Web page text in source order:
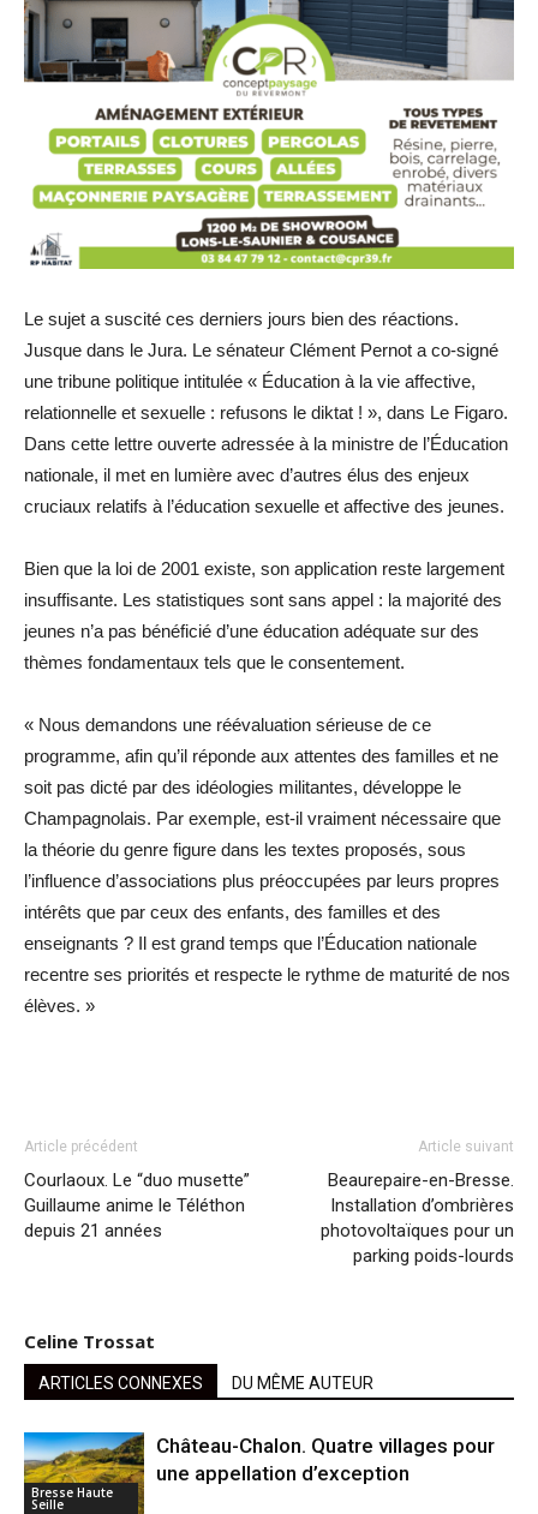
Le sujet a suscité ces derniers jours bien des réactions.
Jusque dans le Jura. Le sénateur Clément Pernot a co-signé
une tribune politique intitulée « Éducation à la vie affective,
relationnelle et sexuelle : refusons le diktat ! », dans Le Figaro.
Dans cette lettre ouverte adressée à la ministre de l’Éducation
nationale, il met en lumière avec d’autres élus des enjeux
cruciaux relatifs à l’éducation sexuelle et affective des jeunes.
Bien que la loi de 2001 existe, son application reste largement
insuffisante. Les statistiques sont sans appel : la majorité des
jeunes n’a pas bénéficié d’une éducation adéquate sur des
thèmes fondamentaux tels que le consentement.
« Nous demandons une réévaluation sérieuse de ce
programme, afin qu’il réponde aux attentes des familles et ne
soit pas dicté par des idéologies militantes, développe le
Champagnolais. Par exemple, est-il vraiment nécessaire que
la théorie du genre figure dans les textes proposés, sous
l’influence d’associations plus préoccupées par leurs propres
intérêts que par ceux des enfants, des familles et des
enseignants ? Il est grand temps que l’Éducation nationale
recentre ses priorités et respecte le rythme de maturité de nos
élèves. »
Article précédent
Courlaoux. Le “duo musette”
Guillaume anime le Téléthon
depuis 21 années
Article suivant
Beaurepaire-en-Bresse.
Installation d’ombrières
photovoltaïques pour un
parking poids-lourds
Celine Trossat
ARTICLES CONNEXES DU MÊME AUTEUR
Bresse Haute
Seille
Château-Chalon. Quatre villages pour
une appellation d’exception